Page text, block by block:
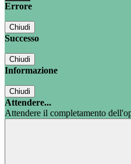
Errore
Chiudi
Successo
Chiudi
Informazione
Chiudi
Attendere...
Attendere il completamento